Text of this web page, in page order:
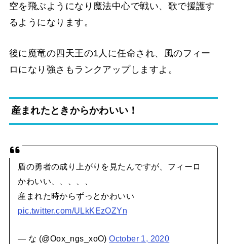
空を飛ぶようになり魔法中心で戦い、歌で援護す
るようになります。
後に魔竜の四天王の1人に任命され、風のフィー
ロになり強さもランクアップしますよ。
産まれたときからかわいい！
盾の勇者の成り上がりを見たんですが、フィーロ
かわいい、、、、、
産まれた時からずっとかわいい
pic.twitter.com/ULkKEzOZYn
— な (@Oox_ngs_xoO)October 1, 2020